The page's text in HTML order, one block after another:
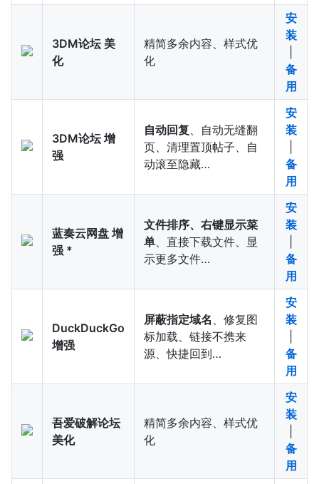
3DM论坛 美
化
精简多余内容、样式优
化
安
装
备
用
3DM论坛 增
强
自动回复、自动无缝翻
页、清理置顶帖子、自
动滚至隐藏…
安
装
备
用
蓝奏云网盘 增
强 *
文件排序、右键显示菜
单、直接下载文件、显
示更多文件…
安
装
备
用
DuckDuckGo
增强
屏蔽指定域名 、修复图
标加载、链接不携来
源、快捷回到…
安
装
备
用
吾爱破解论坛
美化
精简多余内容、样式优
化
安
装
备
用